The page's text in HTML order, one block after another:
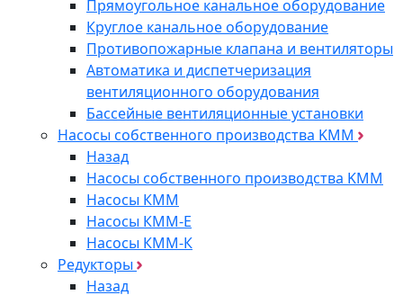
Прямоугольное канальное оборудование
Круглое канальное оборудование
Противопожарные клапана и вентиляторы
Автоматика и диспетчеризация
вентиляционного оборудования
Бассейные вентиляционные установки
Насосы собственного производства KMM
Назад
Насосы собственного производства KMM
Насосы КММ
Насосы КММ-Е
Насосы КММ-К
Редукторы
Назад